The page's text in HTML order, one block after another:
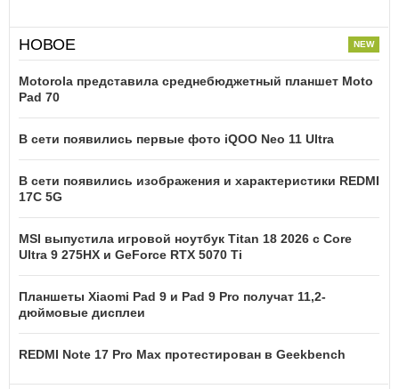
НОВОЕ
Motorola представила среднебюджетный планшет Moto
Pad 70
В сети появились первые фото iQOO Neo 11 Ultra
В сети появились изображения и характеристики REDMI
17C 5G
MSI выпустила игровой ноутбук Titan 18 2026 с Core
Ultra 9 275HX и GeForce RTX 5070 Ti
Планшеты Xiaomi Pad 9 и Pad 9 Pro получат 11,2-
дюймовые дисплеи
REDMI Note 17 Pro Max протестирован в Geekbench